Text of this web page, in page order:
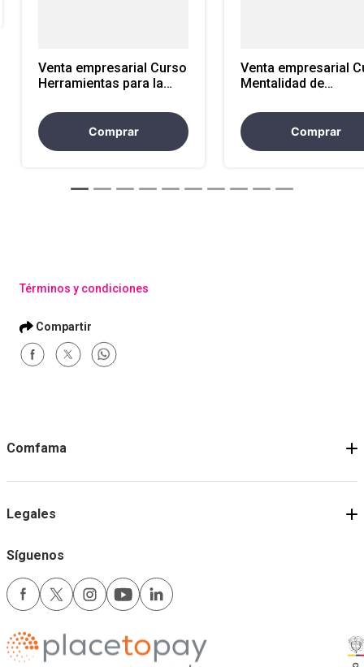
Venta empresarial Curso
Herramientas para la
empresarial con IA
Comprar
Venta empresarial Curso
Mentalidad de
Mindset)
Comprar
Términos y condiciones
Comfama
Legales
Síguenos